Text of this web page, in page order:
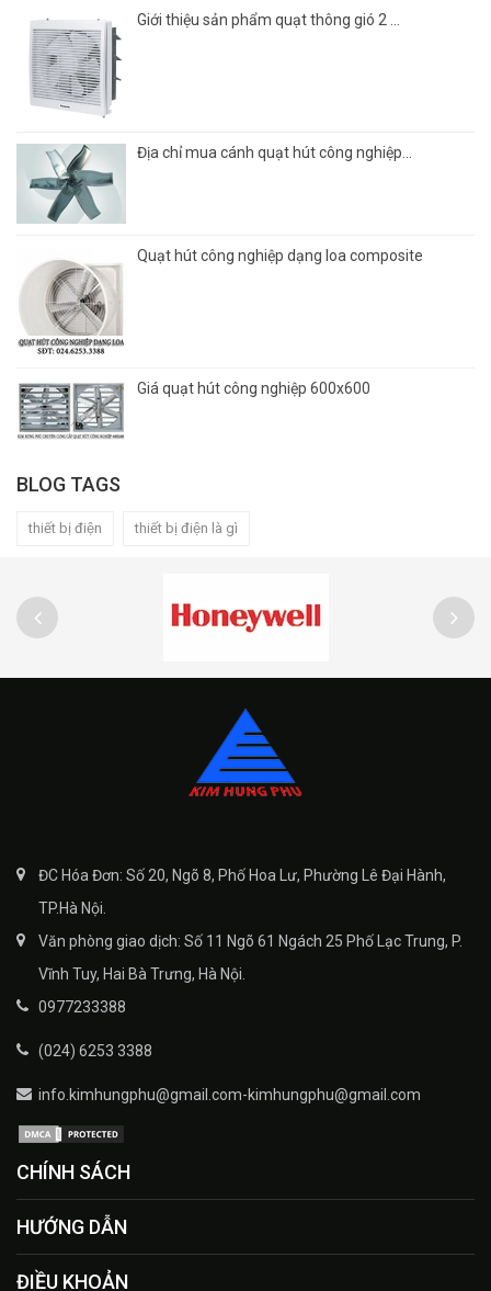
Giới thiệu sản phẩm quạt thông gió 2 ...
Địa chỉ mua cánh quạt hút công nghiệp...
Quạt hút công nghiệp dạng loa composite
Giá quạt hút công nghiệp 600x600
BLOG TAGS
thiết bị điện thiết bị điện là gì
ĐC Hóa Đơn: Số 20, Ngõ 8, Phố Hoa Lư, Phường Lê Đại Hành,
TP.Hà Nội.
Văn phòng giao dịch: Số 11 Ngõ 61 Ngách 25 Phố Lạc Trung, P.
Vĩnh Tuy, Hai Bà Trưng, Hà Nội.
0977233388
(024) 6253 3388
info.kimhungphu@gmail.com-kimhungphu@gmail.com
CHÍNH SÁCH
HƯỚNG DẪN
ĐIỀU KHOẢN